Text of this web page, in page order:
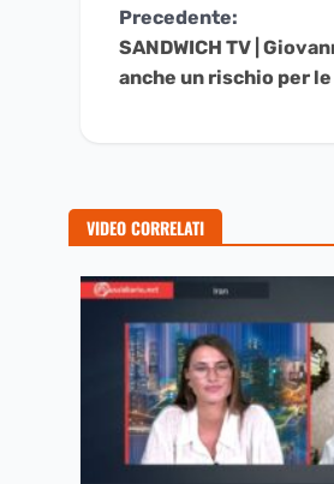
Continua
a
Precedente:
SANDWICH TV |
anche un rischio per
VIDEO CORRELATI